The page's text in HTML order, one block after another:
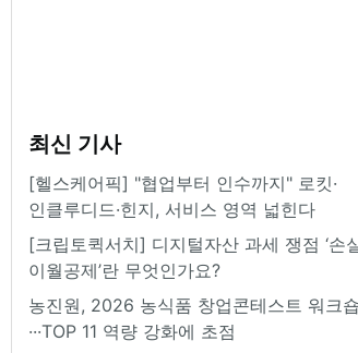
최신 기사
[헬스케어픽] "협업부터 인수까지" 로킷·
인클루디드·힌지, 서비스 영역 넓힌다
[크립토퀵서치] 디지털자산 과세 쟁점 ‘손
이월공제’란 무엇인가요?
농진원, 2026 농식품 창업콘테스트 워크
···TOP 11 역량 강화에 초점